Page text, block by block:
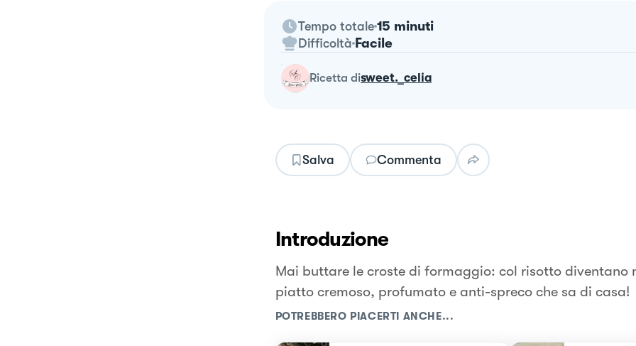
Tempo totale 15 minuti
Difficoltà Facile
ricetta disweet._celia
Salva Commenta
Introduzione
Mai buttare le croste di formaggio: col risotto diventano
piatto cremoso, profumato e anti-spreco che sa di casa!
POTREBBERO PIACERTI ANCHE...